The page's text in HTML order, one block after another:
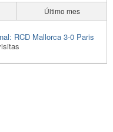
Último mes
RCD Mallorca 3-0 Paris